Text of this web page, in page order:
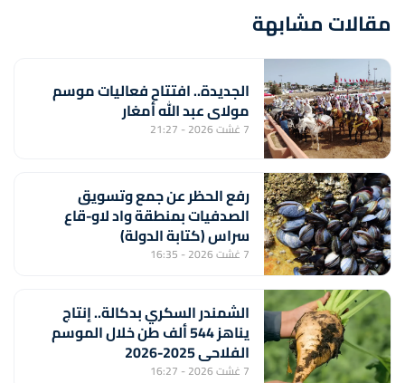
مقالات مشابهة
الجديدة.. افتتاح فعاليات موسم
مولاي عبد الله أمغار
7 غشت 2026 - 21:27
رفع الحظر عن جمع وتسويق
الصدفيات بمنطقة واد لاو-قاع
سراس (كتابة الدولة)
7 غشت 2026 - 16:35
الشمندر السكري بدكالة.. إنتاج
يناهز 544 ألف طن خلال الموسم
الفلاحي 2025-2026
7 غشت 2026 - 16:27